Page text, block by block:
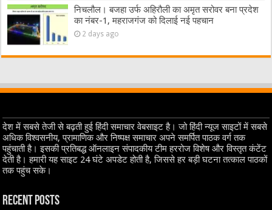
निचलौल। बजहा उर्फ अहिरौली का अमृत सरोवर बना प्रदेश
का नंबर-1, महराजगंज को दिलाई नई पहचान
2 days ago
देश में सबसे तेजी से बढ़ती हुई हिंदी समाचार वेबसाइट है। जो हिंदी न्यूज साइटों में सबसे
अधिक विश्वसनीय, प्रामाणिक और निष्पक्ष समाचार अपने समर्पित पाठक वर्ग तक
पहुंचाती है। इसकी प्रतिबद्ध ऑनलाइन संपादकीय टीम हररोज विशेष और विस्तृत कंटेंट
देती है। हमारी यह साइट 24 घंटे अपडेट होती है, जिससे हर बड़ी घटना तत्काल पाठकों
तक पहुंच सके।
Recent Posts